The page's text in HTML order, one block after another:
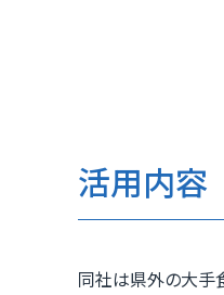
活用内容
同社は県外の大手